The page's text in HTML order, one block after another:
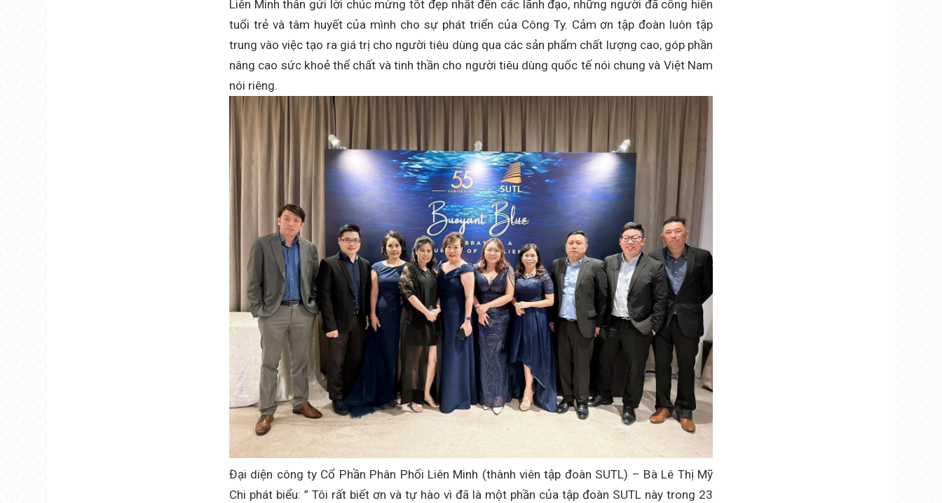
Liên Minh thân gửi lời chúc mừng tốt đẹp nhất đến các lãnh đạo, những người đã cống hiến
tuổi trẻ và tâm huyết của mình cho sự phát triển của Công Ty. Cảm ơn tập đoàn luôn tập
trung vào việc tạo ra giá trị cho người tiêu dùng qua các sản phẩm chất lượng cao, góp phần
nâng cao sức khoẻ thể chất và tinh thần cho người tiêu dùng quốc tế nói chung và Việt Nam
nói riêng.
Đại diện công ty Cổ Phần Phân Phối Liên Minh (thành viên tập đoàn SUTL) – Bà Lê Thị Mỹ
Chi phát biểu: ” Tôi rất biết ơn và tự hào vì đã là một phần của tập đoàn SUTL này trong 23